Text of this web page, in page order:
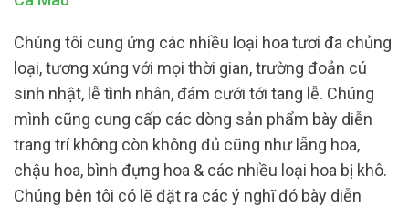
Chúng tôi cung ứng các nhiều loại hoa tươi đa chủng
loại, tương xứng với mọi thời gian, trường đoản cú
sinh nhật, lễ tình nhân, đám cưới tới tang lễ. Chúng
mình cũng cung cấp các dòng sản phẩm bày diễn
trang trí không còn không đủ cũng như lẵng hoa,
chậu hoa, bình đựng hoa & các nhiều loại hoa bị khô.
Chúng bên tôi có lẽ đặt ra các ý nghĩ đó bày diễn